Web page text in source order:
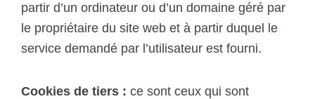
partir d’un ordinateur ou d’un domaine géré par
le propriétaire du site web et à partir duquel le
service demandé par l’utilisateur est fourni.
Cookies de tiers : ce sont ceux qui sont